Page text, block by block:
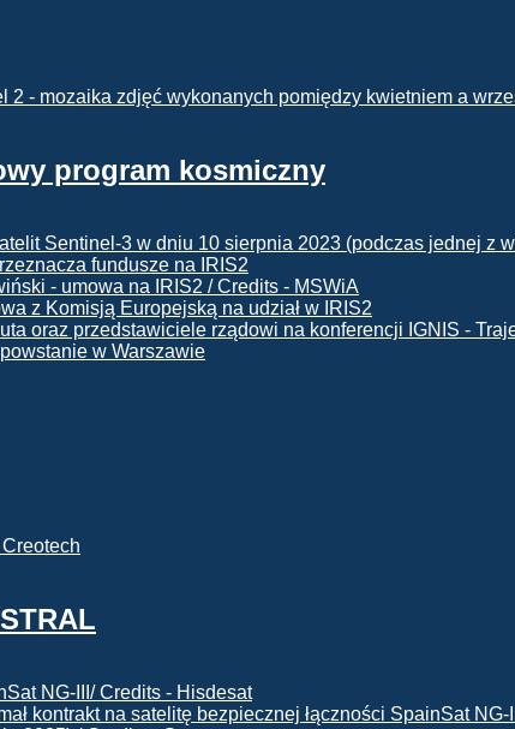
program kosmiczny
fundusze na IRIS2
z Komisją Europejską na udział w IRIS2
w Warszawie
kontrakt na satelitę bezpiecznej łączności SpainSat NG-III